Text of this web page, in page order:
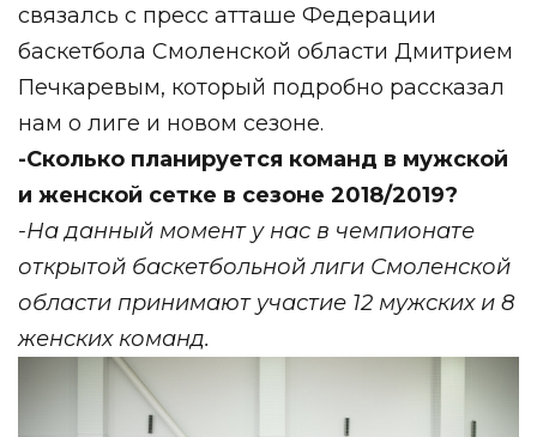
связалсь с пресс атташе Федерации
баскетбола Смоленской области Дмитрием
Печкаревым, который подробно рассказал
нам о лиге и новом сезоне.
-Сколько планируется команд в мужской
и женской сетке в сезоне 2018/2019?
-На данный момент у нас в чемпионате
открытой баскетбольной лиги Смоленской
области принимают участие 12 мужских и 8
женских команд.